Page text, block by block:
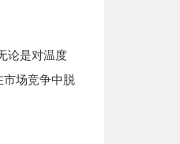
论是对温度
市场竞争中脱